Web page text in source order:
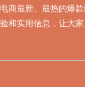
商最新、最热的爆
和实用信息，让大家